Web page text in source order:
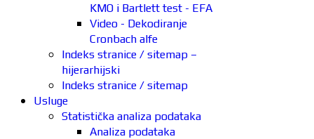
KMO i Bartlett test - EFA
Video - Dekodiranje
Cronbach alfe
Indeks stranice / sitemap –
hijerarhijski
Indeks stranice / sitemap
Usluge
Statistička analiza podataka
Analiza podataka